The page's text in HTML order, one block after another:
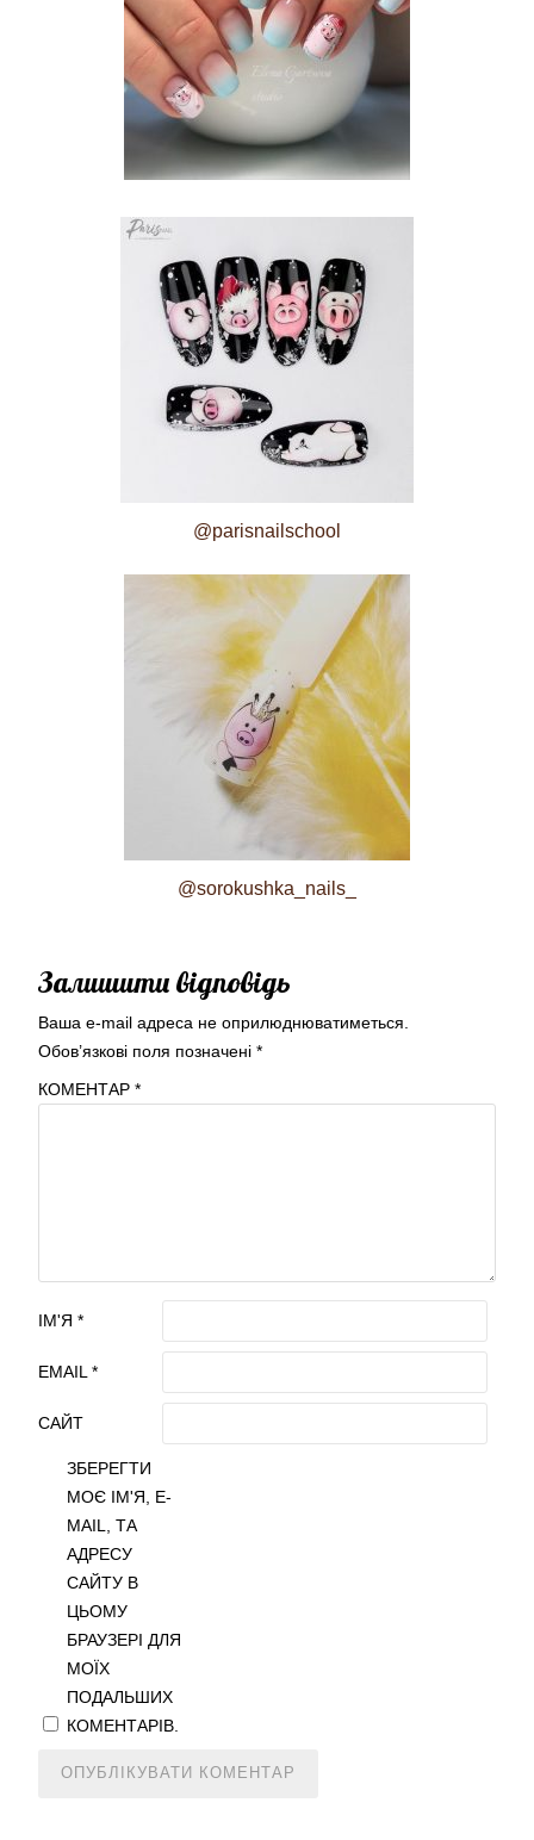
@parisnailschool
@sorokushka_nails_
Залишити відповідь
Ваша e-mail адреса не оприлюднюватиметься.
Обов’язкові поля позначені *
КОМЕНТАР *
ІМ'Я *
EMAIL *
САЙТ
ЗБЕРЕГТИ
МОЄ ІМ'Я, E-
MAIL, ТА
АДРЕСУ
САЙТУ В
ЦЬОМУ
БРАУЗЕРІ ДЛЯ
МОЇХ
ПОДАЛЬШИХ
КОМЕНТАРІВ.